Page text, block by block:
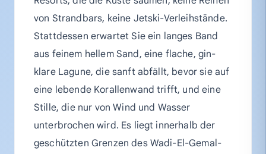
von Strandbars, keine Jetski-Verleihstände.
Stattdessen erwartet Sie ein langes Band
aus feinem hellem Sand, eine flache, gin-
klare Lagune, die sanft abfällt, bevor sie auf
eine lebende Korallenwand trifft, und eine
Stille, die nur von Wind und Wasser
unterbrochen wird. Es liegt innerhalb der
geschützten Grenzen des Wadi-El-Gemal-